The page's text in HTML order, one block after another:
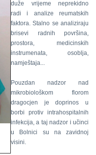
duže vrijeme neprekidno
radi i analize reumatskih
faktora. Stalno se analiziraju
brisevi radnih površina,
prostora, medicinskih
instrumenata, osoblja,
namještaja...
Pouzdan nadzor nad
mikrobiološkom florom
dragocjen je doprinos u
borbi protiv intrahospitalnih
infekcija, a taj nadzor i učinci
u Bolnici su na zavidnoj
visini.